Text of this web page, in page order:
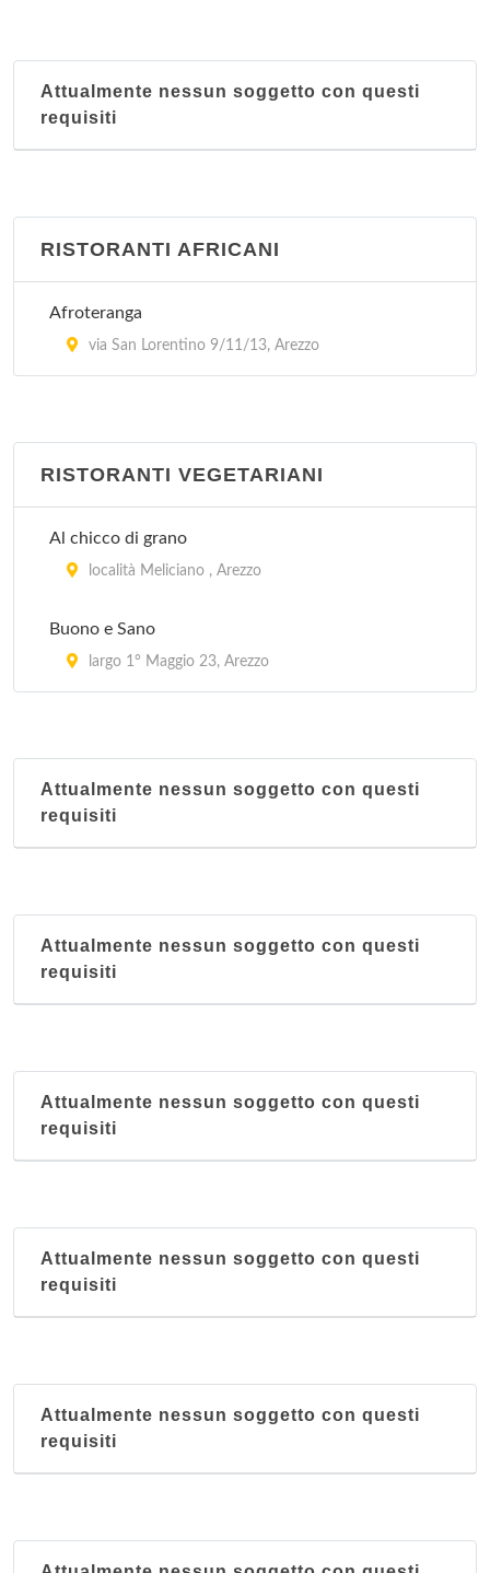
Attualmente nessun soggetto con questi
requisiti
RISTORANTI AFRICANI
Afroteranga
via San Lorentino 9/11/13, Arezzo
RISTORANTI VEGETARIANI
Al chicco di grano
località Meliciano , Arezzo
Buono e Sano
largo 1° Maggio 23, Arezzo
Attualmente nessun soggetto con questi
requisiti
Attualmente nessun soggetto con questi
requisiti
Attualmente nessun soggetto con questi
requisiti
Attualmente nessun soggetto con questi
requisiti
Attualmente nessun soggetto con questi
requisiti